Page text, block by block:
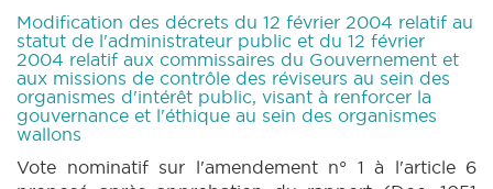
DECRET 1047 n7 (2017-2018) (PDF)
|
DECRET 1047 n8 (2017-2018) (PDF)
DECRET 1047 n9 (2017-2018) (PDF)
|
DECRET 1047 n10 (2017-2018) (PDF)
|
DECRET 1047 n11 (2017-2018) (PDF)
DECRET 1047 n12 (2017-2018) (PDF)
DECRET 1047 n13 (2017-2018) (PDF)
|
DECRET 1047 n14 (2017-2018) (PDF)
|
Modification des décrets du 12 février 2004 relatif au
statut de l'administrateur public et du 12 février
2004 relatif aux commissaires du Gouvernement et
aux missions de contrôle des réviseurs au sein des
organismes d'intérêt public, visant à renforcer la
gouvernance et l'éthique au sein des organismes
wallons
Vote nominatif sur l'amendement n° 1 à l'article 6